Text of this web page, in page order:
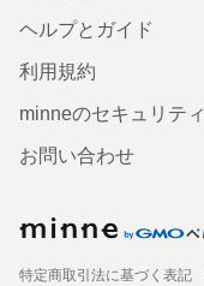
ヘルプとガイド
利用規約
minneのセキュリティ
お問い合わせ
特定商取引法に基づく表記